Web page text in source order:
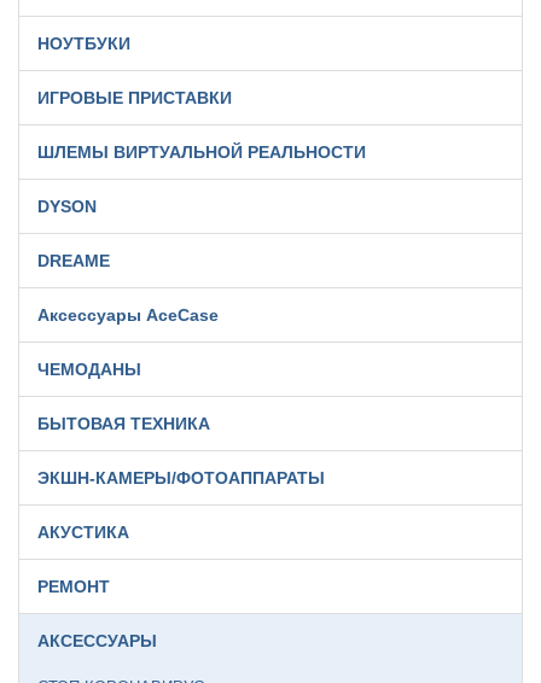
НОУТБУКИ
ИГРОВЫЕ ПРИСТАВКИ
ШЛЕМЫ ВИРТУАЛЬНОЙ РЕАЛЬНОСТИ
DYSON
DREAME
Аксессуары AceCase
ЧЕМОДАНЫ
БЫТОВАЯ ТЕХНИКА
ЭКШН-КАМЕРЫ/ФОТОАППАРАТЫ
АКУСТИКА
РЕМОНТ
АКСЕССУАРЫ